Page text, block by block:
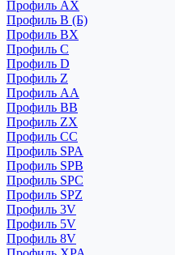
Профиль AX
Профиль B (Б)
Профиль BX
Профиль C
Профиль D
Профиль Z
Профиль АА
Профиль BB
Профиль ZX
Профиль CC
Профиль SPA
Профиль SPB
Профиль SPC
Профиль SPZ
Профиль 3V
Профиль 5V
Профиль 8V